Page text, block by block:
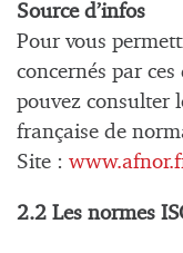
Source d’infos
Pour vous
concernés par
pouvez consulter
française de
Site :
2.2 Les normes